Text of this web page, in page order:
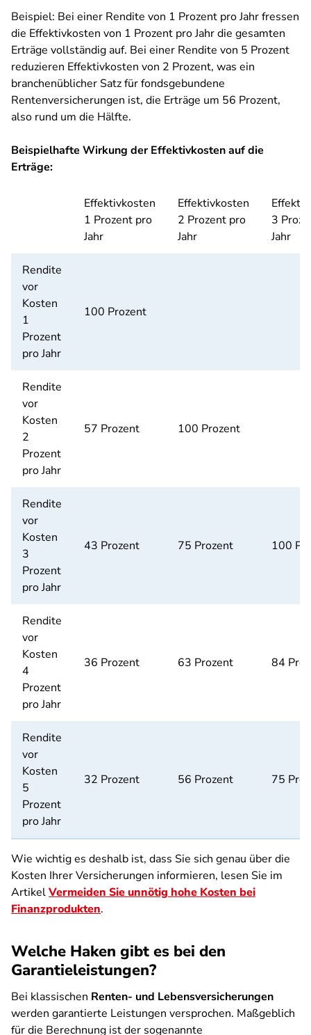
Beispiel: Bei einer Rendite von 1 Prozent pro Jahr fressen
die Effektivkosten von 1 Prozent pro Jahr die gesamten
Erträge vollständig auf. Bei einer Rendite von 5 Prozent
reduzieren Effektivkosten von 2 Prozent, was ein
branchenüblicher Satz für fondsgebundene
Rentenversicherungen ist, die Erträge um 56 Prozent,
also rund um die Hälfte.
Beispielhafte Wirkung der Effektivkosten auf die
Erträge:
Effektivkosten
1 Prozent pro
Jahr
Effektivkosten
2 Prozent pro
Jahr
3
Jahr
Rendite
vor
Kosten
1
Prozent
pro Jahr
100 Prozent
Rendite
vor
Kosten
2
Prozent
pro Jahr
57 Prozent 100 Prozent
Rendite
vor
Kosten
3
Prozent
pro Jahr
43 Prozent 75 Prozent 100
Rendite
vor
Kosten
4
Prozent
pro Jahr
36 Prozent 63 Prozent 84
Rendite
vor
Kosten
5
Prozent
pro Jahr
32 Prozent 56 Prozent 75
Wie wichtig es deshalb ist, dass Sie sich genau über die
Kosten Ihrer Versicherungen informieren, lesen Sie im
ArtikelVermeiden Sie unnötig hohe Kosten bei
Finanzprodukten.
Welche Haken gibt es bei den
Garantieleistungen?
Bei klassischen Renten- und Lebensversicherungen
werden garantierte Leistungen versprochen. Maßgeblich
für die Berechnung ist der sogenannte